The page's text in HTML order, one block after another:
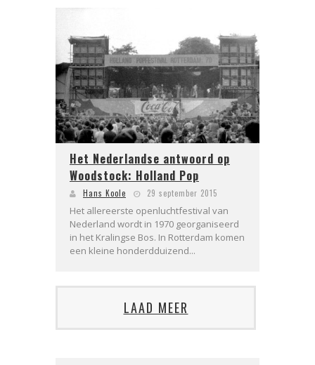
Het Nederlandse antwoord op
Woodstock: Holland Pop
Hans Koole 29 september 2015
Het allereerste openluchtfestival van
Nederland wordt in 1970 georganiseerd
in het Kralingse Bos. In Rotterdam komen
een kleine honderdduizend...
LAAD MEER